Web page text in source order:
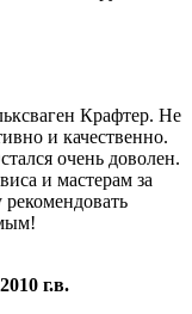
Крафтер. Не
и качественно.
очень доволен.
и мастерам за
г.в.